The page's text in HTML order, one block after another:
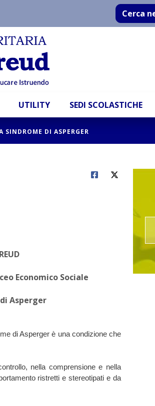
Cerca
UTILITY SEDI SCOLASTICHE
DI ASPERGER
Economico Sociale
Asperger
di Asperger è una condizione che
nella comprensione e nella
ristretti e stereotipati e da